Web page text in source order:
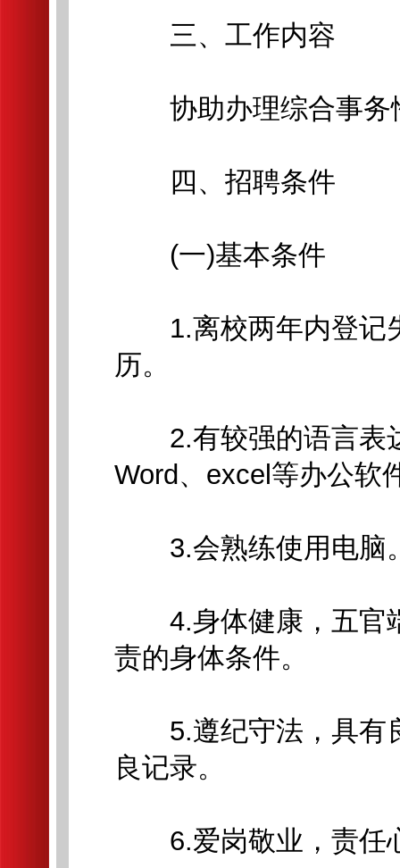
三、工作内容
协助办理综合事务
四、招聘条件
(一)基本条件
1.离校两年内登记
历。
2.有较强的语言表
Word、excel等办公软
3.会熟练使用电脑
4.身体健康，五官
责的身体条件。
5.遵纪守法，具有
良记录。
6.爱岗敬业，责任